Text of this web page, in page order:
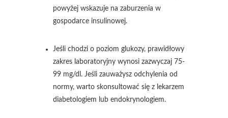
powyżej wskazuje na zaburzenia w
gospodarce insulinowej.
Jeśli chodzi o poziom glukozy, prawidłowy
zakres laboratoryjny wynosi zazwyczaj 75-
99 mg/dl. Jeśli zauważysz odchylenia od
normy, warto skonsultować się z lekarzem
diabetologiem lub endokrynologiem.